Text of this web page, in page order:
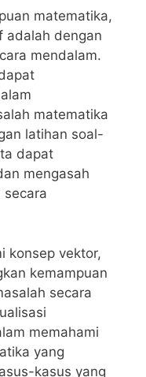
matematika,
adalah dengan
mendalam.​
matematika
latihan soal-
dapat
mengasah
secara
konsep ⁤vektor,
kemampuan
⁣secara
memahami
yang⁣
kasus yang